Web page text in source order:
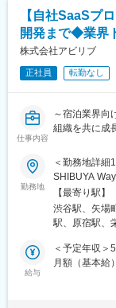
■提供できる機
（1）エンタ
マーケットバ
ルスのスキル
ることができ
（2）デジタ
マーケットバ
グ全般のス
- サービスの
- ユーザー体
- エンジニア
＜リリース準
- ユーザーに
- リリース後
リリース後は
※プログラミ
【事例1】
決済サービ
ト
＜ポイント＞
ズな新回線へ
→加盟店への
【自社SaaSプ
開発まで◆業界
株式会社アビリブ
正社員 転勤なし
仕事内容
～宿泊業界向
組織を共に成
■ポジション
私たちは、
急拡大するイ
“旅の可能性を
そんな想い
ています。
勤務地
＜勤務地詳
SHIBUYA
＞本社住所
動喫煙対策：
阪府大阪市北
ーク含む）
【最寄り駅】
渋谷駅、矢場
駅、原宿駅、
給与
＜予定年収＞
月額（基本給